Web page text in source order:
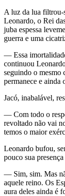
A luz da lua filtrou-
Leonardo, o Rei
juba espessa
guerra e uma
— Essa
continuou
seguindo o mesmo
permanece e ainda
Jacó, inabalável,
— Com todo o
revoltado não vai
temos o maior
Leonardo bufou,
pouco sua
— Sim, sim. Mas
aquele reino. Os
aura deles ainda é